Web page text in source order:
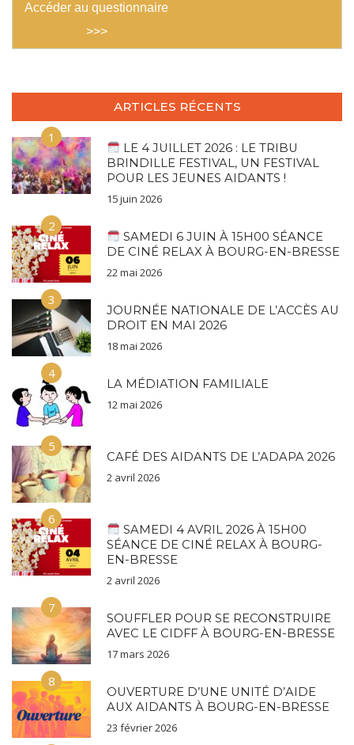
Accéder au questionnaire
>>>
ARTICLES RÉCENTS
1
LE 4 JUILLET 2026 : LE TRIBU
BRINDILLE FESTIVAL, UN FESTIVAL
POUR LES JEUNES AIDANTS !
15 juin 2026
2
SAMEDI 6 JUIN À 15H00 SÉANCE
DE CINÉ RELAX À BOURG-EN-BRESSE
22 mai 2026
3
JOURNÉE NATIONALE DE L’ACCÈS AU
DROIT EN MAI 2026
18 mai 2026
4
LA MÉDIATION FAMILIALE
12 mai 2026
5
CAFÉ DES AIDANTS DE L’ADAPA 2026
2 avril 2026
6
SAMEDI 4 AVRIL 2026 À 15H00
SÉANCE DE CINÉ RELAX À BOURG-
EN-BRESSE
2 avril 2026
7
SOUFFLER POUR SE RECONSTRUIRE
AVEC LE CIDFF À BOURG-EN-BRESSE
17 mars 2026
8
OUVERTURE D’UNE UNITÉ D’AIDE
AUX AIDANTS À BOURG-EN-BRESSE
23 février 2026